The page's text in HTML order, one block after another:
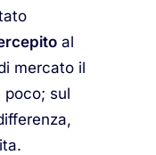
al
mercato il
poco; sul